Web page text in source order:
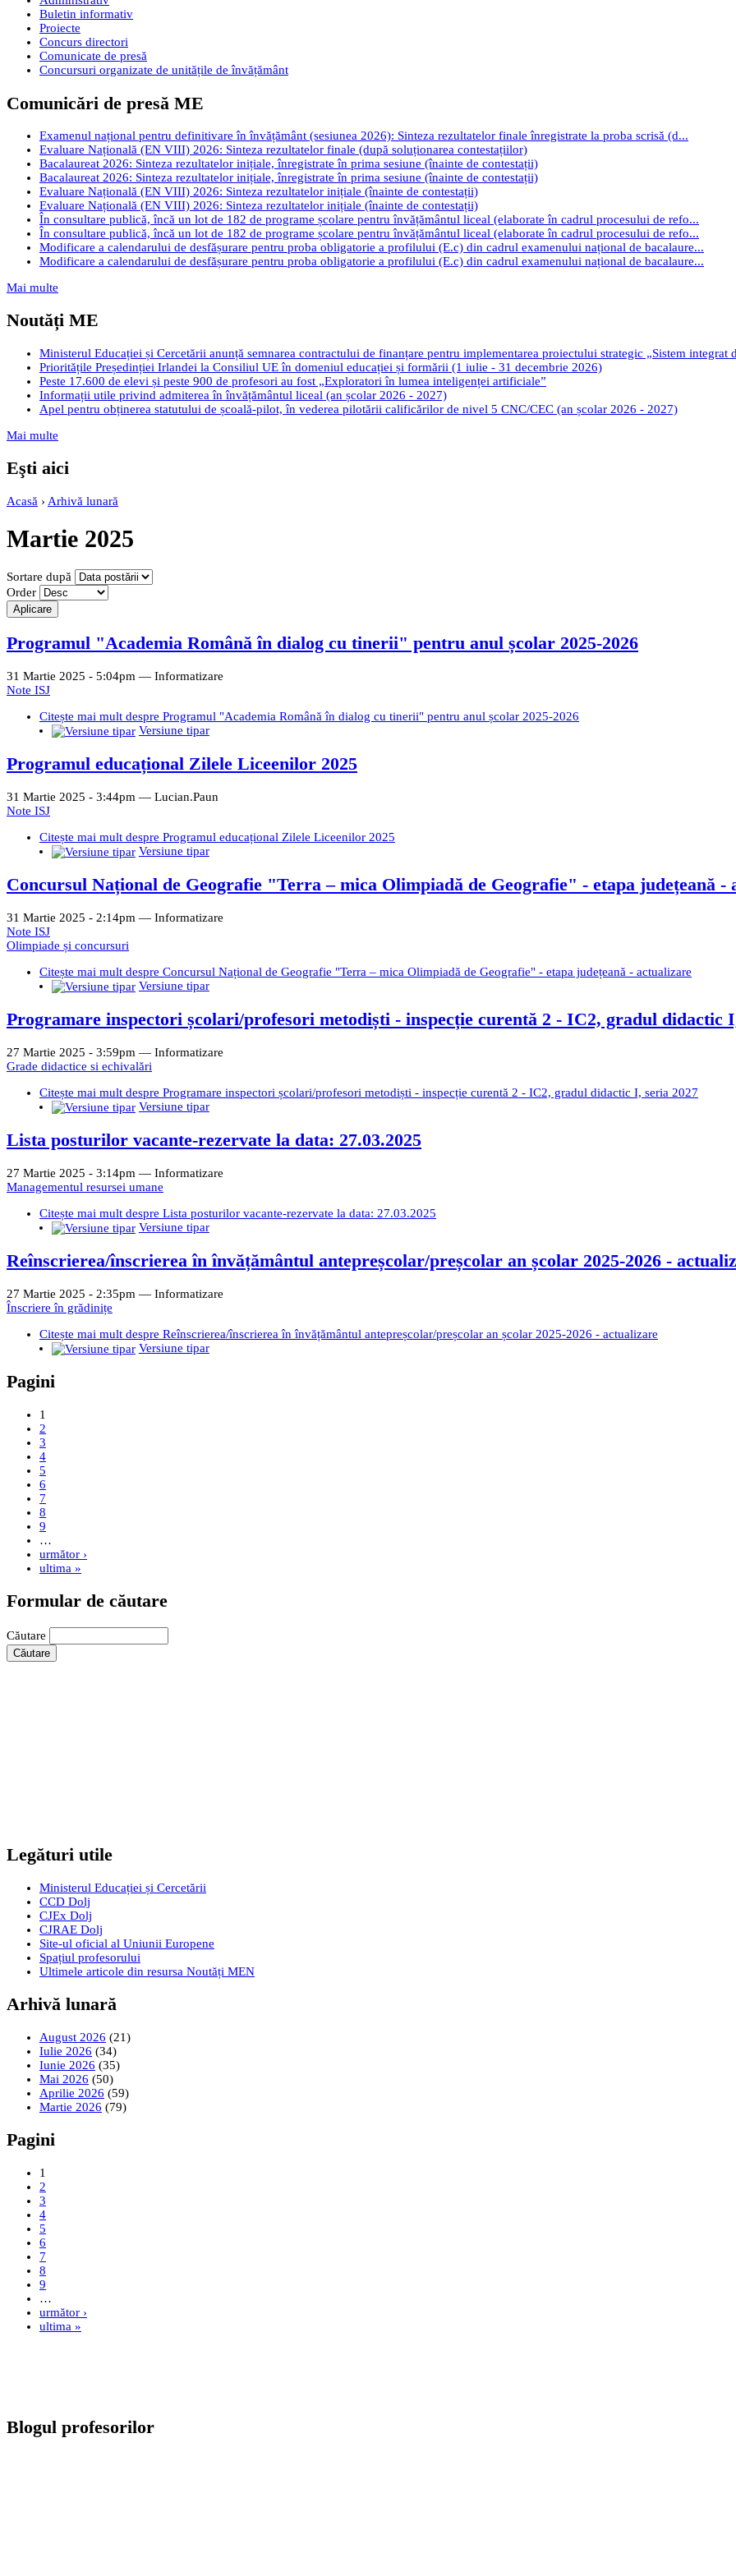
Buletin informativ
Proiecte
Concurs directori
Comunicate de presă
Concursuri organizate de unitățile de învățământ
Comunicări de presă ME
Examenul național pentru definitivare în învățământ (sesiunea 2026): Sinteza rezultatelor finale înregistrate la proba scrisă (d...
Evaluare Națională (EN VIII) 2026: Sinteza rezultatelor finale (după soluționarea contestațiilor)
Bacalaureat 2026: Sinteza rezultatelor inițiale, înregistrate în prima sesiune (înainte de contestații)
Bacalaureat 2026: Sinteza rezultatelor inițiale, înregistrate în prima sesiune (înainte de contestații)
Evaluare Națională (EN VIII) 2026: Sinteza rezultatelor inițiale (înainte de contestații)
Evaluare Națională (EN VIII) 2026: Sinteza rezultatelor inițiale (înainte de contestații)
În consultare publică, încă un lot de 182 de programe școlare pentru învățământul liceal (elaborate în cadrul procesului de refo...
În consultare publică, încă un lot de 182 de programe școlare pentru învățământul liceal (elaborate în cadrul procesului de refo...
Modificare a calendarului de desfășurare pentru proba obligatorie a profilului (E.c) din cadrul examenului național de bacalaure...
Modificare a calendarului de desfășurare pentru proba obligatorie a profilului (E.c) din cadrul examenului național de bacalaure...
Mai multe
Noutăți ME
Ministerul Educației și Cercetării anunță semnarea contractului de finanțare pentru implementarea proiectului strategic „Sistem
Prioritățile Președinției Irlandei la Consiliul UE în domeniul educației și formării (1 iulie - 31 decembrie 2026)
Peste 17.600 de elevi și peste 900 de profesori au fost „Exploratori în lumea inteligenței artificiale”
Informații utile privind admiterea în învățământul liceal (an școlar 2026 - 2027)
Apel pentru obținerea statutului de școală-pilot, în vederea pilotării calificărilor de nivel 5 CNC/CEC (an școlar 2026 - 2027)
Mai multe
Eşti aici
Acasă › Arhivă lunară
Martie 2025
Sortare după
Order
Programul "Academia Română în dialog cu tinerii" pentru anul școlar 2025-2026
31 Martie 2025 - 5:04pm — Informatizare
Note ISJ
Citește mai mult despre Programul "Academia Română în dialog cu tinerii" pentru anul școlar 2025-2026
Versiune tipar
Programul educațional Zilele Liceenilor 2025
31 Martie 2025 - 3:44pm — Lucian.Paun
Note ISJ
Citește mai mult despre Programul educațional Zilele Liceenilor 2025
Versiune tipar
Concursul Național de Geografie "Terra – mica Olimpiadă de Geografie" - etapa județeană -
31 Martie 2025 - 2:14pm — Informatizare
Note ISJ
Olimpiade și concursuri
Citește mai mult despre Concursul Național de Geografie "Terra – mica Olimpiadă de Geografie" - etapa județeană - actualizare
Versiune tipar
Programare inspectori școlari/profesori metodiști - inspecție curentă 2 - IC2, gradul didactic
27 Martie 2025 - 3:59pm — Informatizare
Grade didactice si echivalări
Citește mai mult despre Programare inspectori școlari/profesori metodiști - inspecție curentă 2 - IC2, gradul didactic I, seria 2027
Versiune tipar
Lista posturilor vacante-rezervate la data: 27.03.2025
27 Martie 2025 - 3:14pm — Informatizare
Managementul resursei umane
Citește mai mult despre Lista posturilor vacante-rezervate la data: 27.03.2025
Versiune tipar
Reînscrierea/înscrierea în învățământul antepreșcolar/preșcolar an școlar 2025-2026 -
27 Martie 2025 - 2:35pm — Informatizare
Înscriere în grădinițe
Citește mai mult despre Reînscrierea/înscrierea în învățământul antepreșcolar/preșcolar an școlar 2025-2026 - actualizare
Versiune tipar
Pagini
1
2
3
4
5
6
7
8
9
…
următor ›
ultima »
Formular de căutare
Căutare
Legături utile
Ministerul Educației și Cercetării
CCD Dolj
CJEx Dolj
CJRAE Dolj
Site-ul oficial al Uniunii Europene
Spațiul profesorului
Ultimele articole din resursa Noutăți MEN
Arhivă lunară
August 2026 (21)
Iulie 2026 (34)
Iunie 2026 (35)
Mai 2026 (50)
Aprilie 2026 (59)
Martie 2026 (79)
Pagini
1
2
3
4
5
6
7
8
9
…
următor ›
ultima »
Blogul profesorilor